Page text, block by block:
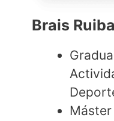
Brais